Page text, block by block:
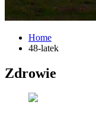
Home
48-latek
Zdrowie